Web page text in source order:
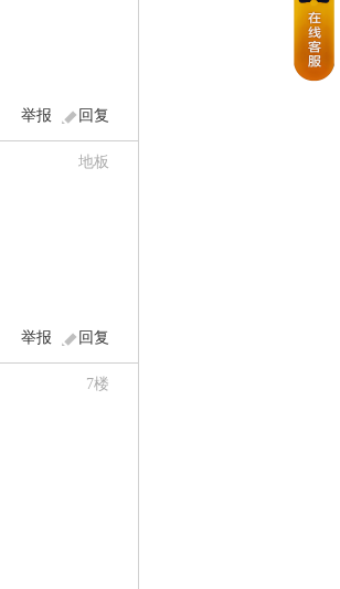
回复
举报
地板
回复
举报
7楼